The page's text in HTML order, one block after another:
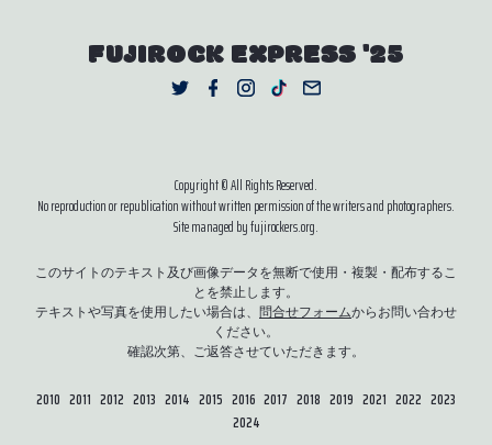
FUJIROCK EXPRESS '25
Copyright © All Rights Reserved.
No reproduction or republication without written permission of the writers and photographers.
Site managed by fujirockers.org.
このサイトのテキスト及び画像データを無断で使用・複製・配布するこ
とを禁止します。
テキストや写真を使用したい場合は、 問合せフォームからお問い合わせ
ください。
確認次第、ご返答させていただきます。
2010 2011 2012 2013 2014 2015 2016 2017 2018 2019 2021 2022 2023
2024